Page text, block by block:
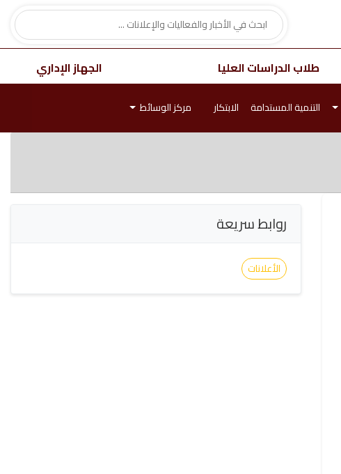
طلاب الدراسات العليا الجهاز الإداري
التنمية المستدامة الابتكار مركز الوسائط
روابط سريعة
الأعلانات